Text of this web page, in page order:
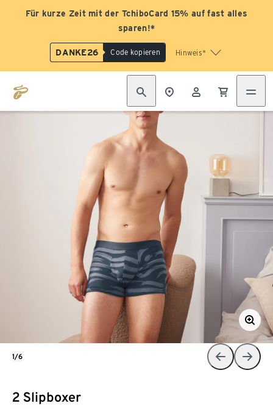
Für kurze Zeit mit der TchiboCard 15% auf fast alles
sparen!*
DANKE26 Code kopieren Hinweis*
2 Slipboxer
1/6